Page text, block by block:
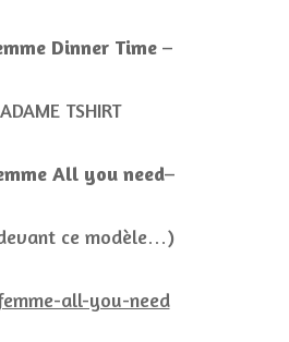
Dinner Time –
All you need–
ce modèle…)